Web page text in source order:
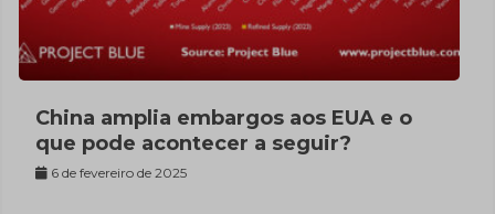
China amplia embargos aos EUA e o
que pode acontecer a seguir?
6 de fevereiro de 2025